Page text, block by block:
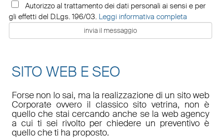
Autorizzo al trattamento dei dati personali ai sensi e per
gli effetti del D.Lgs. 196/03. Leggi informativa completa
SITO WEB E SEO
Forse non lo sai, ma la realizzazione di un sito web
Corporate ovvero il classico sito vetrina, non è
quello che stai cercando anche se la web agency
a cui ti sei rivolto per chiedere un preventivo è
quello che ti ha proposto.